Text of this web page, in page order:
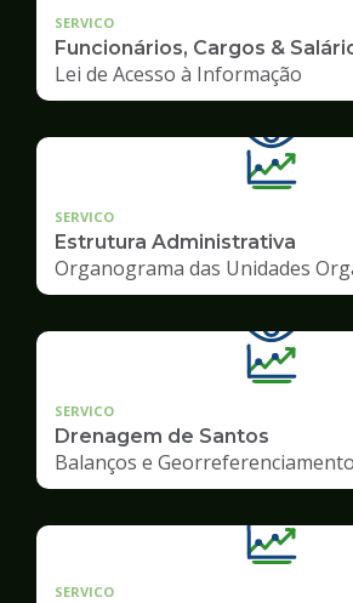
SERVICO
Funcionários, Cargos &
Lei de Acesso à Informação
SERVICO
Estrutura Administrativa
Organograma das Unidades
SERVICO
Drenagem de Santos
Balanços e Georreferenciamento
SERVICO